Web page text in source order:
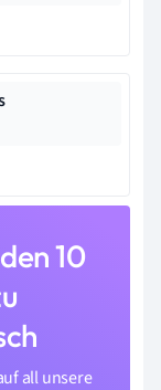
10
all unsere